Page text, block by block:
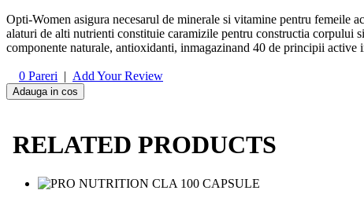
Opti-Women asigura necesarul de minerale si vitamine pentru femeile
alaturi de alti nutrienti constituie caramizile pentru constructia corpului
componente naturale, antioxidanti, inmagazinand 40 de principii active
0 Pareri | Add Your Review
Adauga in cos
RELATED PRODUCTS